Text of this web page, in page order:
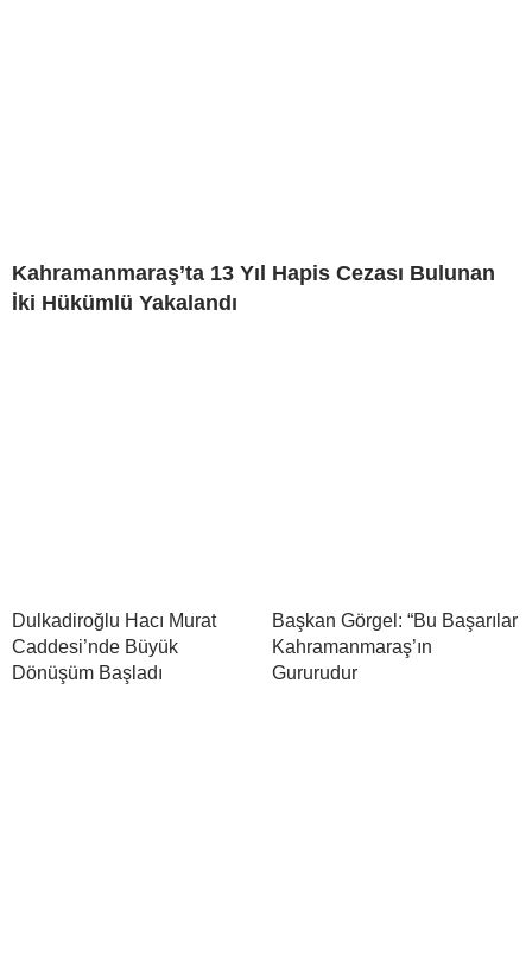
Kahramanmaraş’ta 13 Yıl Hapis Cezası Bulunan
İki Hükümlü Yakalandı
Dulkadiroğlu Hacı Murat
Caddesi’nde Büyük
Dönüşüm Başladı
Başkan Görgel: “Bu Başarılar
Kahramanmaraş’ın
Gururudur